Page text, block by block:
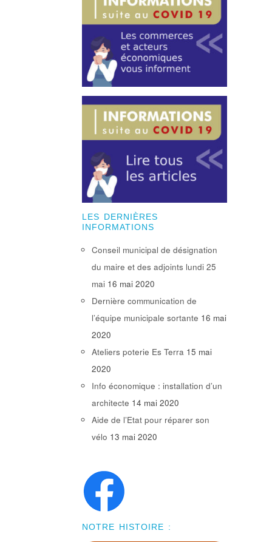
LES DERNIÈRES
INFORMATIONS
Conseil municipal de désignation
du maire et des adjoints lundi 25
mai 16 mai 2020
Dernière communication de
l’équipe municipale sortante 16 mai
2020
Ateliers poterie Es Terra 15 mai
2020
Info économique : installation d’un
architecte 14 mai 2020
Aide de l’Etat pour réparer son
vélo 13 mai 2020
NOTRE HISTOIRE :